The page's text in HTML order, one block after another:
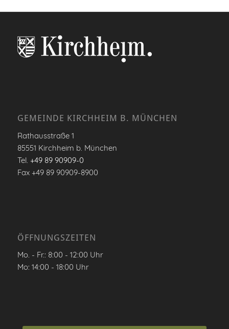
GEMEINDE KIRCHHEIM B. MÜNCHEN
Rathausstraße 1
85551 Kirchheim b. München
Tel. +49 89 90909-0
Fax +49 89 90909-8900
ÖFFNUNGSZEITEN
Mo. - Fr.: 8:00 - 12:00 Uhr
Mo: 14:00 - 18:00 Uhr